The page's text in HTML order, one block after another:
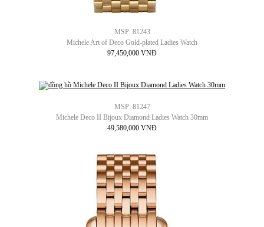
MSP: 81243
Michele Art of Deco Gold-plated Ladies Watch
97,450,000 VNĐ
MSP: 81247
Michele Deco II Bijoux Diamond Ladies Watch 30mm
49,580,000 VNĐ